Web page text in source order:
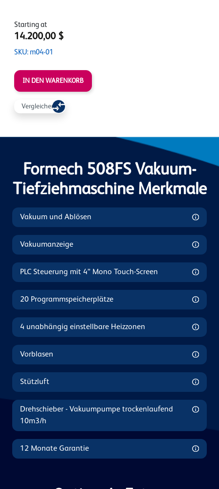
Starting at
14.200,00 $
SKU: m04-01
IN DEN WARENKORB
Vergleichen Sie
Formech 508FS Vakuum-
Tiefziehmaschine Merkmale
Vakuum und Ablösen
Vakuumanzeige
PLC Steuerung mit 4” Mono Touch-Screen
20 Programmspeicherplätze
4 unabhängig einstellbare Heizzonen
Vorblasen
Stützluft
Drehschieber - Vakuumpumpe trockenlaufend
10m3/h
12 Monate Garantie